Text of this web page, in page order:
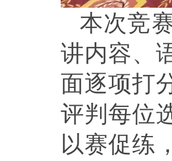
本次竞
讲内容、
面逐项打
评判每位
以赛促练